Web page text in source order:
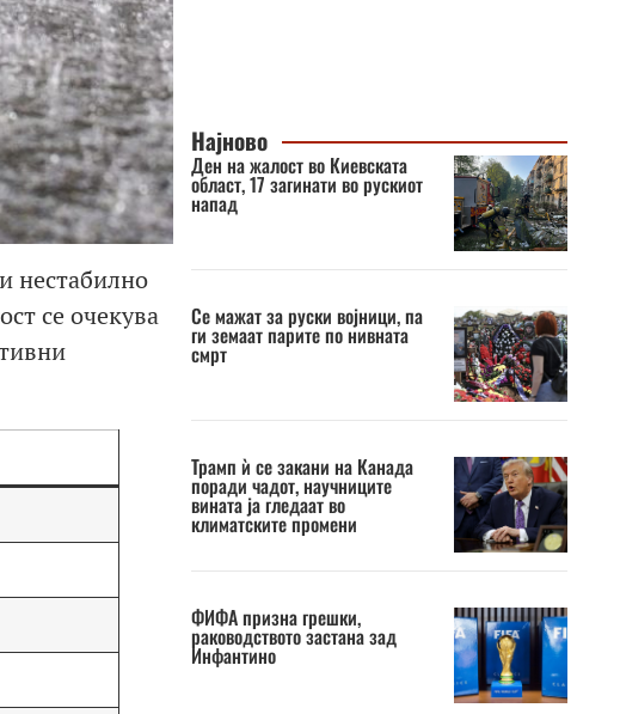
нестабилно
се очекува
Најново
Ден на жалост во Киевската
област, 17 загинати во рускиот
напад
Се мажат за руски војници, па
ги земаат парите по нивната
смрт
Трамп ѝ се закани на Канада
поради чадот, научниците
вината ја гледаат во
климатските промени
ФИФА призна грешки,
раководството застана зад
Инфантино